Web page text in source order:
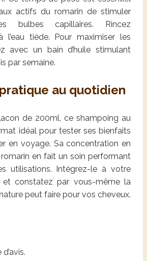
actifs du romarin de stimuler
bulbes capillaires. Rincez
l’eau tiède. Pour maximiser les
avec un bain d’huile stimulant
par semaine.
au quotidien
de 200ml, ce shampoing au
idéal pour tester ses bienfaits
en voyage. Sa concentration en
en fait un soin performant
utilisations. Intégrez-le à votre
et constatez par vous-même la
peut faire pour vos cheveux.